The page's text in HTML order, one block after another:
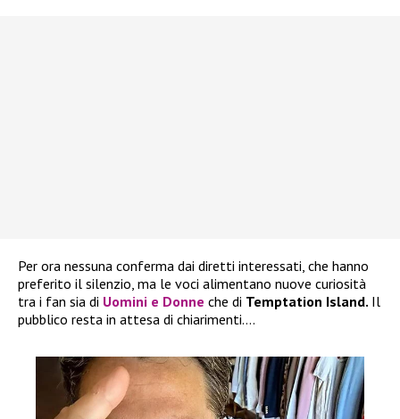
Per ora nessuna conferma dai diretti interessati, che hanno
preferito il silenzio, ma le voci alimentano nuove curiosità
tra i fan sia di Uomini e Donne che di Temptation Island. Il
pubblico resta in attesa di chiarimenti….